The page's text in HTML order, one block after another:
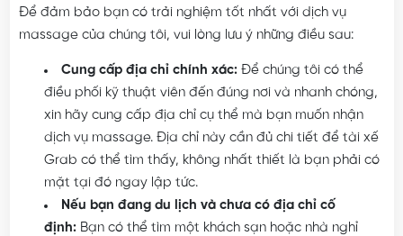
Để đảm bảo bạn có trải nghiệm tốt nhất với dịch vụ
massage của chúng tôi, vui lòng lưu ý những điều sau:
Cung cấp địa chỉ chính xác:Để chúng tôi có thể
điều phối kỹ thuật viên đến đúng nơi và nhanh chóng,
xin hãy cung cấp địa chỉ cụ thể mà bạn muốn nhận
dịch vụ massage. Địa chỉ này cần đủ chi tiết để tài xế
Grab có thể tìm thấy, không nhất thiết là bạn phải có
mặt tại đó ngay lập tức.
Nếu bạn đang du lịch và chưa có địa chỉ cố
định:Bạn có thể tìm một khách sạn hoặc nhà nghỉ